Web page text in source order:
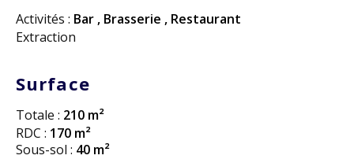
Activités : Bar , Brasserie , Restaurant
Extraction
Surface
Totale : 210 m²
RDC : 170 m²
Sous-sol : 40 m²